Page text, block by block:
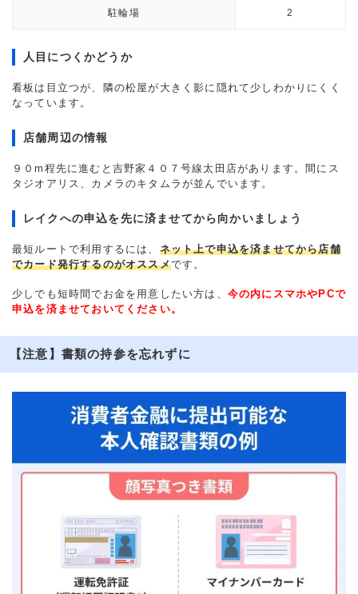
駐輪場 2
人目につくかどうか
看板は目立つが、隣の松屋が大きく影に隠れて少しわかりにくく
なっています。
店舗周辺の情報
９０m程先に進むと吉野家４０７号線太田店があります。間にス
タジオアリス、カメラのキタムラが並んでいます。
レイクへの申込を先に済ませてから向かいましょう
最短ルートで利用するには、 ネット上で申込を済ませてから店舗
でカード発行するのがオススメです。
少しでも短時間でお金を用意したい方は、 今の内にスマホやPCで
申込を済ませておいてください。
【注意】書類の持参を忘れずに